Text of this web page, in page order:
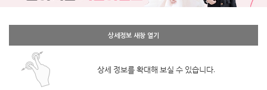
상세정보 새창 열기
상세 정보를 확대해 보실 수 있습니다.